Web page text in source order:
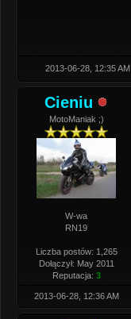
2013-06-28, 12:35 AM
Cieniu
MotoManiak ;)
W-wa
RN19
Liczba postów: 1,265
Dołączył: May 2011
Reputacja: 3
2013-06-28, 12:36 AM